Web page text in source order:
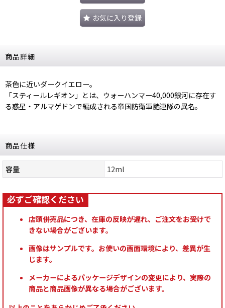
お気に入り登録
商品詳細
茶色に近いダークイエロー。
「スティールレギオン」とは、ウォーハンマー40,000銀河に存在す
る惑星・アルマゲドンで編成される帝国防衛軍諸連隊の異名。
商品仕様
容量 12ml
店頭併売品につき、在庫の反映が遅れ、ご注文をお受けで
きない場合がございます。
画像はサンプルです。お使いの画面環境により、差異が生
じます。
メーカーによるパッケージデザインの変更により、実際の
商品と商品画像が異なる場合がございます。